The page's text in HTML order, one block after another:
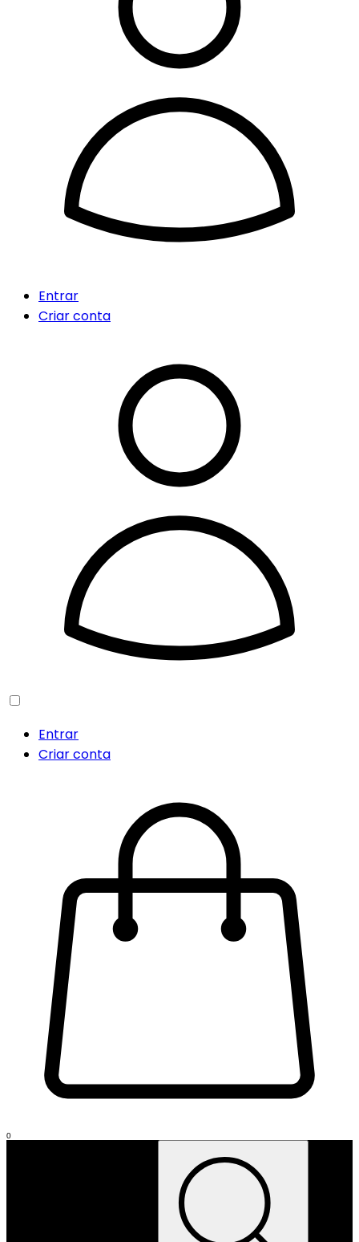
Entrar
Criar conta
Entrar
Criar conta
0